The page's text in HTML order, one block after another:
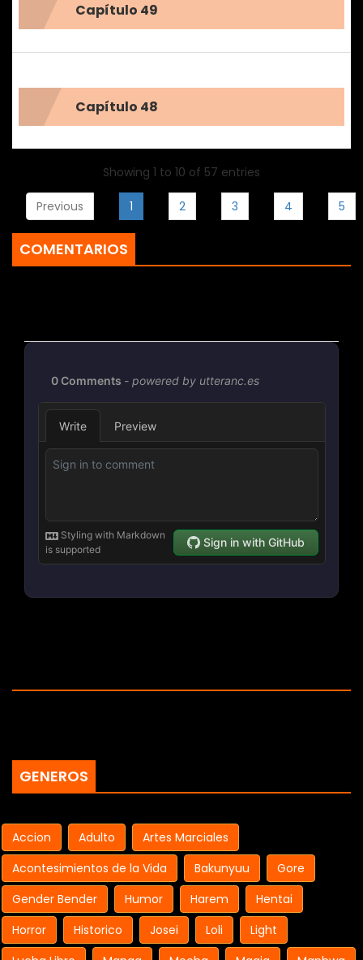
Capítulo 49
Capítulo 48
Showing 1 to 10 of 57 entries
Previous 1 2 3 4 5
COMENTARIOS
GENEROS
Accion Adulto
Artes Marciales
Acontesimientos de la Vida
Bakunyuu
Gore
Gender Bender
Humor Harem
Hentai
Horror
Historico Josei Loli
Light